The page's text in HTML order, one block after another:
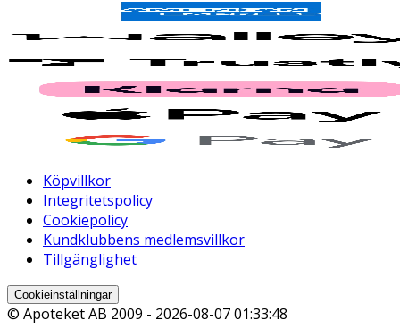
Köpvillkor
Integritetspolicy
Cookiepolicy
Kundklubbens medlemsvillkor
Tillgänglighet
Cookieinställningar
© Apoteket AB 2009 - 2026-08-07 01:33:48